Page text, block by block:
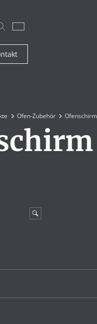
Ofen-Zubehör Ofenschirm